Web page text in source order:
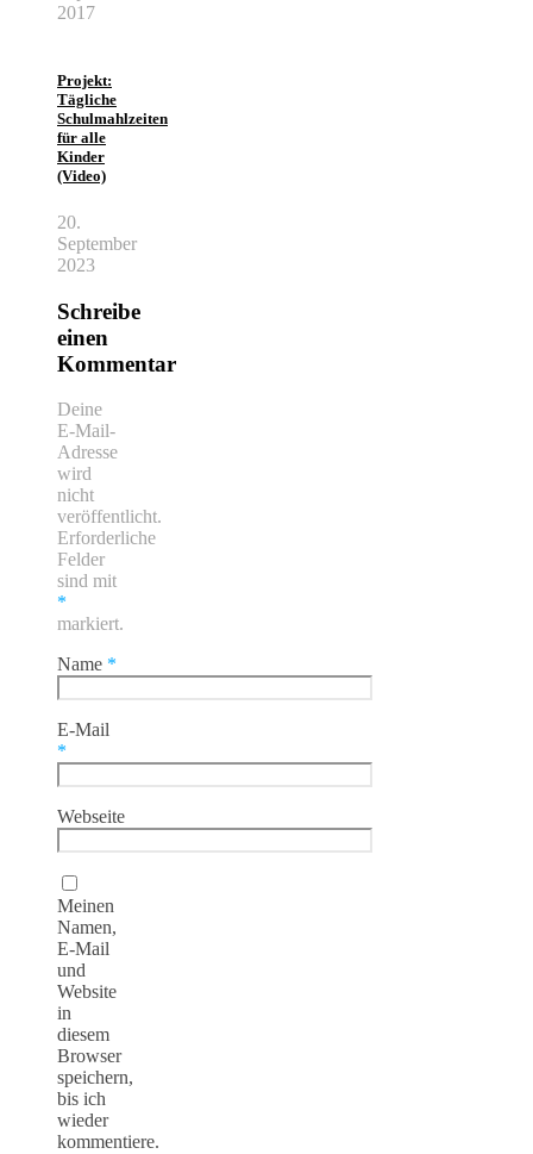
2017
Projekt:
Tägliche
Schulmahlzeiten
für alle
Kinder
(Video)
20.
September
2023
Schreibe
einen
Kommentar
Deine
E-Mail-
Adresse
wird
nicht
veröffentlicht.
Erforderliche
Felder
sind mit
*
markiert.
Name *
E-Mail
*
Webseite
Meinen
Namen,
E-Mail
und
Website
in
diesem
Browser
speichern,
bis ich
wieder
kommentiere.